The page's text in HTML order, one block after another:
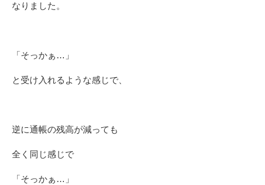
なりました。
「そっかぁ…」
と受け入れるような感じで、
逆に通帳の残高が減っても
全く同じ感じで
「そっかぁ…」